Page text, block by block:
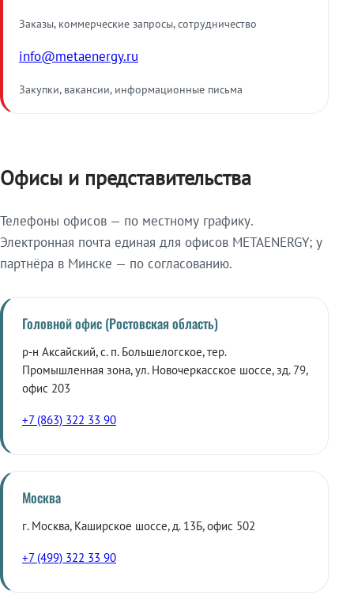
Заказы, коммерческие запросы, сотрудничество
info@metaenergy.ru
Закупки, вакансии, информационные письма
Офисы и представительства
Телефоны офисов — по местному графику.
Электронная почта единая для офисов METAENERGY; у
партнёра в Минске — по согласованию.
Головной офис (Ростовская область)
р-н Аксайский, с. п. Большелогское, тер.
Промышленная зона, ул. Новочеркасское шоссе, зд. 79,
офис 203
+7 (863) 322 33 90
Москва
г. Москва, Каширское шоссе, д. 13Б, офис 502
+7 (499) 322 33 90